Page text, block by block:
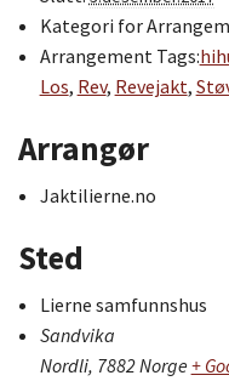
Kategori for
Arrangement Tags:
Los, Rev, Revejakt,
Arrangør
Jaktilierne.no
Sted
Lierne samfunnshus
Sandvika
Nordli, 7882Norge+